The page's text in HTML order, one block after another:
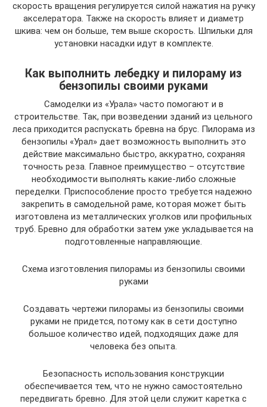
скорость вращения регулируется силой нажатия на ручку
акселератора. Также на скорость влияет и диаметр
шкива: чем он больше, тем выше скорость. Шпильки для
установки насадки идут в комплекте.
Как выполнить лебедку и пилораму из
бензопилы своими руками
Самоделки из «Урала» часто помогают и в
строительстве. Так, при возведении зданий из цельного
леса приходится распускать бревна на брус. Пилорама из
бензопилы «Урал» дает возможность выполнить это
действие максимально быстро, аккуратно, сохраняя
точность реза. Главное преимущество – отсутствие
необходимости выполнять какие-либо сложные
переделки. Приспособление просто требуется надежно
закрепить в самодельной раме, которая может быть
изготовлена из металлических уголков или профильных
труб. Бревно для обработки затем уже укладывается на
подготовленные направляющие.
Схема изготовления пилорамы из бензопилы своими
руками
Создавать чертежи пилорамы из бензопилы своими
руками не придется, потому как в сети доступно
большое количество идей, подходящих даже для
человека без опыта.
Безопасность использования конструкции
обеспечивается тем, что не нужно самостоятельно
передвигать бревно. Для этой цели служит каретка с